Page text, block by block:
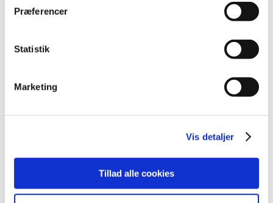
Præferencer
Statistik
Marketing
Vis detaljer
Tillad alle cookies
august (4)
maj (2)
marts (3)
januar (3)
2010 (7)